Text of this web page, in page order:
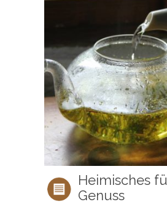
Heimisches
Genuss